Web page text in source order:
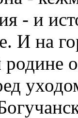
- и
И на